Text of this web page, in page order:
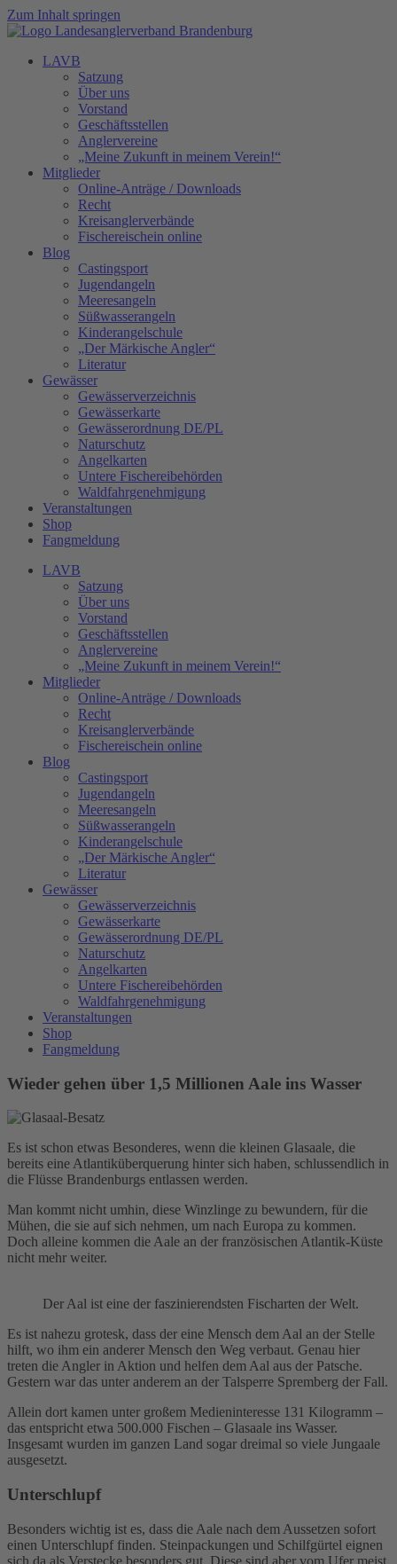
Zum Inhalt springen
LAVB
Satzung
Über uns
Vorstand
Geschäftsstellen
Anglervereine
„Meine Zukunft in meinem Verein!“
Mitglieder
Online-Anträge / Downloads
Recht
Kreisanglerverbände
Fischereischein online
Blog
Castingsport
Jugendangeln
Meeresangeln
Süßwasserangeln
Kinderangelschule
„Der Märkische Angler“
Literatur
Gewässer
Gewässerverzeichnis
Gewässerkarte
Gewässerordnung DE/PL
Naturschutz
Angelkarten
Untere Fischereibehörden
Waldfahrgenehmigung
Veranstaltungen
Shop
Fangmeldung
LAVB
Satzung
Über uns
Vorstand
Geschäftsstellen
Anglervereine
„Meine Zukunft in meinem Verein!“
Mitglieder
Online-Anträge / Downloads
Recht
Kreisanglerverbände
Fischereischein online
Blog
Castingsport
Jugendangeln
Meeresangeln
Süßwasserangeln
Kinderangelschule
„Der Märkische Angler“
Literatur
Gewässer
Gewässerverzeichnis
Gewässerkarte
Gewässerordnung DE/PL
Naturschutz
Angelkarten
Untere Fischereibehörden
Waldfahrgenehmigung
Veranstaltungen
Shop
Fangmeldung
Wieder gehen über 1,5 Millionen Aale ins Wasser
Es ist schon etwas Besonderes, wenn die kleinen Glasaale, die
bereits eine Atlantiküberquerung hinter sich haben, schlussendlich in
die Flüsse Brandenburgs entlassen werden.
Man kommt nicht umhin, diese Winzlinge zu bewundern, für die
Mühen, die sie auf sich nehmen, um nach Europa zu kommen.
Doch alleine kommen die Aale an der französischen Atlantik-Küste
nicht mehr weiter.
Der Aal ist eine der faszinierendsten Fischarten der Welt.
Es ist nahezu grotesk, dass der eine Mensch dem Aal an der Stelle
hilft, wo ihm ein anderer Mensch den Weg verbaut. Genau hier
treten die Angler in Aktion und helfen dem Aal aus der Patsche.
Gestern war das unter anderem an der Talsperre Spremberg der Fall.
Allein dort kamen unter großem Medieninteresse 131 Kilogramm –
das entspricht etwa 500.000 Fischen – Glasaale ins Wasser.
Insgesamt wurden im ganzen Land sogar dreimal so viele Jungaale
ausgesetzt.
Unterschlupf
Besonders wichtig ist es, dass die Aale nach dem Aussetzen sofort
einen Unterschlupf finden. Steinpackungen und Schilfgürtel eignen
sich da als Verstecke besonders gut. Diese sind aber vom Ufer meist